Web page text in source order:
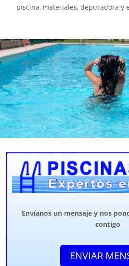
piscina, materiales, depuradora y
Envíanos un mensaje y nos
contigo
ENVIAR